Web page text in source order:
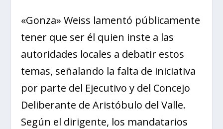
«Gonza» Weiss lamentó públicamente
tener que ser él quien inste a las
autoridades locales a debatir estos
temas, señalando la falta de iniciativa
por parte del Ejecutivo y del Concejo
Deliberante de Aristóbulo del Valle.
Según el dirigente, los mandatarios